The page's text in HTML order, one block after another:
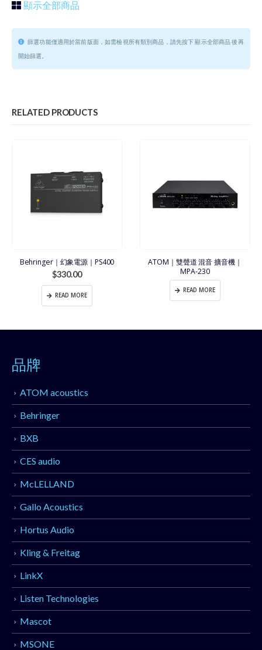
顯示全部商品
篩選功能僅適用於當前版面，如需檢視所有類別商品，請先按下 顯示全部商品 後再
開始篩選。
RELATED PRODUCTS
Behringer｜幻象電源｜PS400
$330.00
READ MORE
ATOM｜雙聲道 混音 擴音機｜
MPA-230
READ MORE
品牌
ATOM acoustics
Behringer
BXB
CES audio
McLELLAND
Gallo Acoustics
Hortus Audio
Kling & Freitag
LinkX
Listen Technologies
Mascot
MSONE